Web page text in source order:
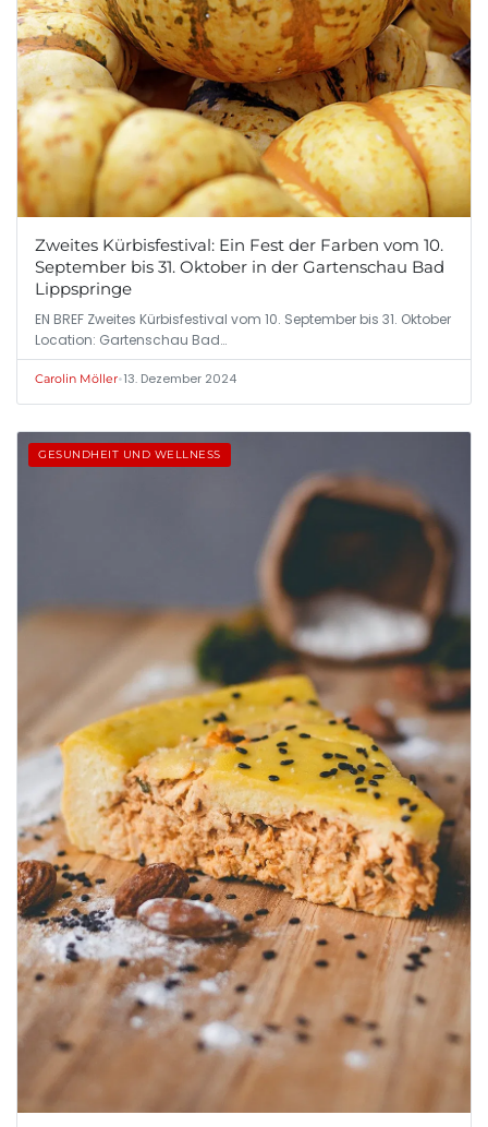
Zweites Kürbisfestival: Ein Fest der Farben vom 10.
September bis 31. Oktober in der Gartenschau Bad
Lippspringe
EN BREF Zweites Kürbisfestival vom 10. September bis 31. Oktober
Location: Gartenschau Bad…
Carolin Möller•13. Dezember 2024
GESUNDHEIT UND WELLNESS